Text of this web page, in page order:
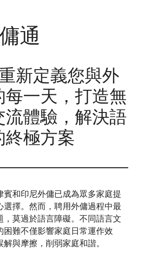
通
新定義您與外
每一天，打造無
流體驗，解決語
終極方案
賓和印尼外傭已成為眾多家庭提
選擇。然而，聘用外傭過程中最
，莫過於語言障礙。不同語言文
困難不僅影響家庭日常運作效
與摩擦，削弱家庭和諧。